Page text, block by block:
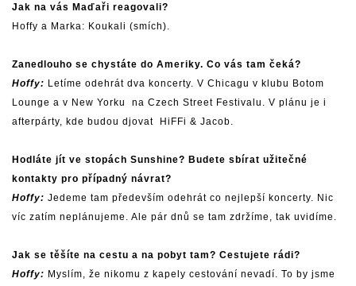
Jak na vás Maďaři reagovali?
Hoffy a Marka: Koukali (smích).
Zanedlouho se chystáte do Ameriky. Co vás tam čeká?
Hoffy: Letíme odehrát dva koncerty. V Chicagu v klubu Botom
Lounge a v New Yorku na Czech Street Festivalu. V plánu je i
afterpárty, kde budou djovat HiFFi & Jacob.
Hodláte jít ve stopách Sunshine? Budete sbírat užitečné
kontakty pro případný návrat?
Hoffy: Jedeme tam především odehrát co nejlepší koncerty. Nic
víc zatím neplánujeme. Ale pár dnů se tam zdržíme, tak uvidíme.
Jak se těšíte na cestu a na pobyt tam? Cestujete rádi?
Hoffy: Myslím, že nikomu z kapely cestování nevadí. To by jsme